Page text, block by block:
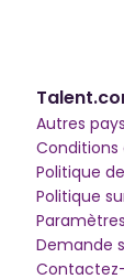
Autres pays
Conditions
Politique
Politique
Demande